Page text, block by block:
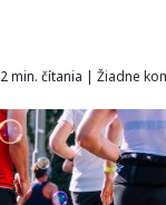
2 min. čítania | Žiadne